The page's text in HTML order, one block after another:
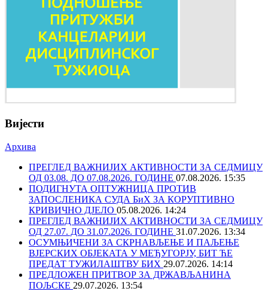
Вијести
Архива
ПРЕГЛЕД ВАЖНИЈИХ АКТИВНОСТИ ЗА СЕДМИЦУ
ОД 03.08. ДО 07.08.2026. ГОДИНЕ 07.08.2026. 15:35
ПОДИГНУТА ОПТУЖНИЦА ПРОТИВ
ЗАПОСЛЕНИКА СУДА БиХ ЗА КОРУПТИВНО
КРИВИЧНО ДЈЕЛО 05.08.2026. 14:24
ПРЕГЛЕД ВАЖНИЈИХ АКТИВНОСТИ ЗА СЕДМИЦУ
ОД 27.07. ДО 31.07.2026. ГОДИНЕ 31.07.2026. 13:34
ОСУМЊИЧЕНИ ЗА СКРНАВЉЕЊЕ И ПАЉЕЊЕ
ВЈЕРСКИХ ОБЈЕКАТА У МЕЂУГОРЈУ, БИТ ЋЕ
ПРЕДАТ ТУЖИЛАШТВУ БИХ 29.07.2026. 14:14
ПРЕДЛОЖЕН ПРИТВОР ЗА ДРЖАВЉАНИНА
ПОЉСКЕ 29.07.2026. 13:54